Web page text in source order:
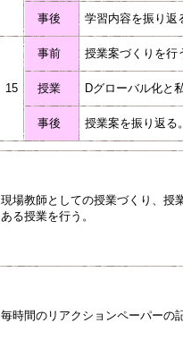
事後 学習内容を振り返
15
事前 授業案づくりを行
授業 Dグローバル化と
事後 授業案を振り返る
現場教師としての授業づくり、授
ある授業を行う。
毎時間のリアクションペーパーの